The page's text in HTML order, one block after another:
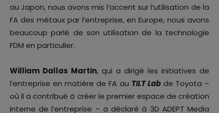
au Japon, nous avons mis l’accent sur l’utilisation de la
FA des métaux par l’entreprise, en Europe, nous avons
beaucoup parlé de son utilisation de la technologie
FDM en particulier.
William Dallas Martin, qui a dirigé les initiatives de
l’entreprise en matière de FA au TILT Labde Toyota –
où il a contribué à créer le premier espace de création
interne de l’entreprise – a déclaré à 3D ADEPT Media